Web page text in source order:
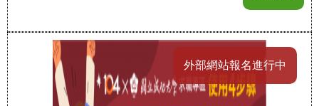
外部網站報名進行中